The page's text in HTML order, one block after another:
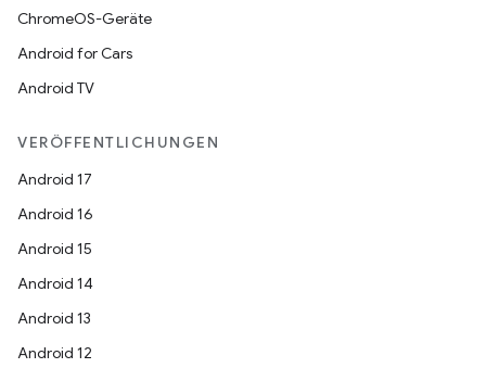
ChromeOS-Geräte
Android for Cars
Android TV
VERÖFFENTLICHUNGEN
Android 17
Android 16
Android 15
Android 14
Android 13
Android 12